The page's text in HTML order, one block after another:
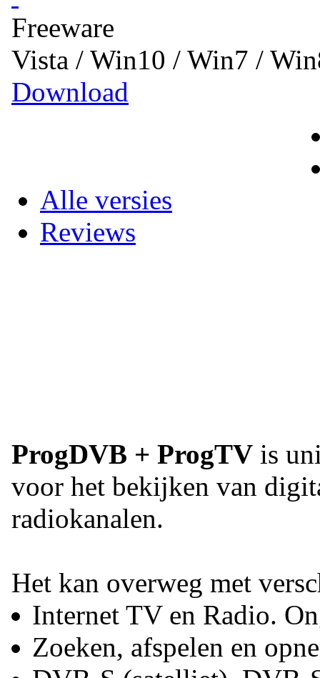
Freeware
Vista / Win10 / Win7 /
Download
Alle versies
Reviews
ProgDVB + ProgTV is
voor het bekijken van
radiokanalen.
Het kan overweg met
Internet TV en Radio.
Zoeken, afspelen en